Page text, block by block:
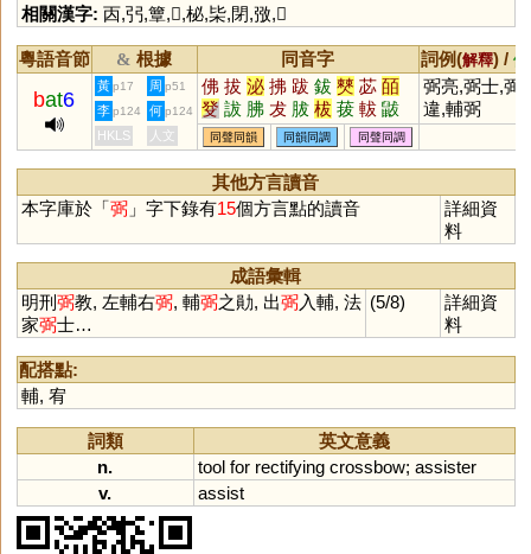
相關漢字: 㐁,弜,簟,𢐡,柲,枈,閉,㢸,𢏇
粵語音節 & 根據 同音字 詞例(解釋) /
bat6
黃 p17 周 p51 佛 拔 泌 拂 跋 鈸 僰 苾 皕
癹 詙 胇 犮 胈 柭 菝 軷 鼥
妼 茇 邲 駜 魃
弼亮,弼士,弼
違,輔弼
李 p124 何 p124
HKLS 人文 同聲同韻 同韻同調 同聲同調
其他方言讀音
本字庫於「弼」字下錄有15個方言點的讀音
詳細資
料
成語彙輯
明刑弼教, 左輔右弼, 輔弼之勛, 出弼入輔, 法
家弼士…
(5/8)
詳細資
料
配搭點:
輔, 宥
詞類
英文意義
n.
tool for rectifying crossbow; assister
v.
assist